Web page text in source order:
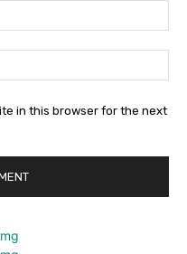
in this browser for the next